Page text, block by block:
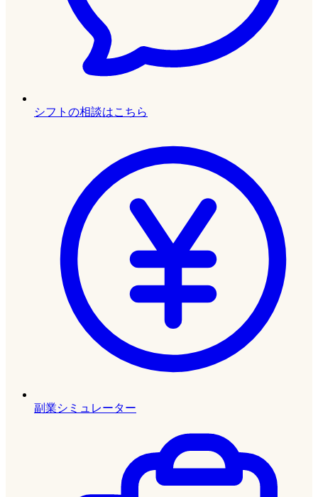
シフトの相談はこちら
副業シミュレーター